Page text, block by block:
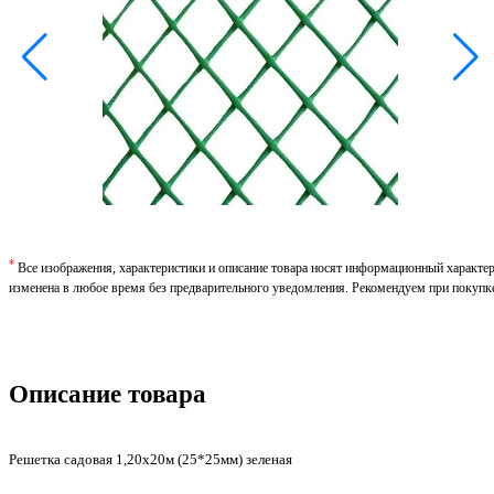
* Все изображения, характеристики и описание товара носят информационный
изменена в любое время без предварительного уведомления. Рекомендуем при
Описание товара
Решетка садовая 1,20х20м (25*25мм) зеленая